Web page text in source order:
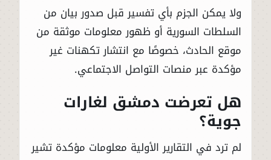
ولا يمكن الجزم بأي تفسير قبل صدور بيان من
السلطات السورية أو ظهور معلومات موثقة من
موقع الحادث، خصوصًا مع انتشار تكهنات غير
مؤكدة عبر منصات التواصل الاجتماعي.
هل تعرضت دمشق لغارات
جوية؟
لم ترد في التقارير الأولية معلومات مؤكدة تشير